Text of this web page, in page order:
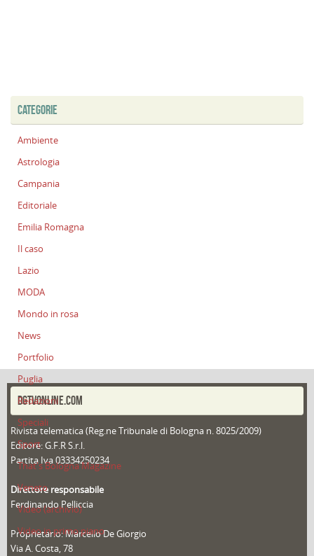
CATEGORIE
Ambiente
Astrologia
Campania
Editoriale
Emilia Romagna
Il caso
Lazio
MODA
Mondo in rosa
News
Portfolio
Puglia
Redazioni
Speciali
Sport
That's Bologna Magazine
Veneto
Video (archivio)
Video in primo piano
DGTVONLINE.COM
Rivista telematica (Reg.ne Tribunale di Bologna n. 8025/2009)
Editore: G.F.R S.r.l.
Partita Iva 03334250234
Direttore responsabile
Ferdinando Pelliccia
Proprietario: Marcello De Giorgio
Via A. Costa, 78